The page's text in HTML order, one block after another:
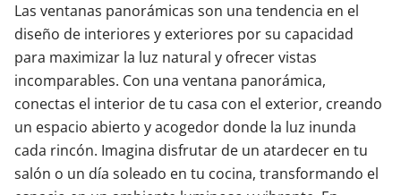
Las ventanas panorámicas son una tendencia en el
diseño de interiores y exteriores por su capacidad
para maximizar la luz natural y ofrecer vistas
incomparables. Con una ventana panorámica,
conectas el interior de tu casa con el exterior, creando
un espacio abierto y acogedor donde la luz inunda
cada rincón. Imagina disfrutar de un atardecer en tu
salón o un día soleado en tu cocina, transformando el